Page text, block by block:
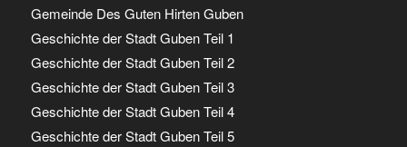
Gemeinde Des Guten Hirten Guben
Geschichte der Stadt Guben Teil 1
Geschichte der Stadt Guben Teil 2
Geschichte der Stadt Guben Teil 3
Geschichte der Stadt Guben Teil 4
Geschichte der Stadt Guben Teil 5